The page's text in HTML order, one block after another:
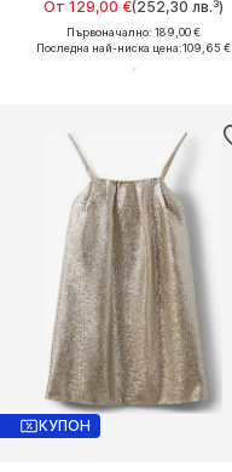
От 129,00 €(252,30 лв.³)
Първоначално: 189,00 €
Последна най-ниска цена:109,65 €
КУПОН